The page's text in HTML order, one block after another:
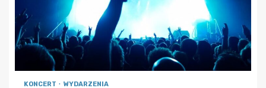
KONCERT WYDARZENIA